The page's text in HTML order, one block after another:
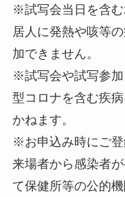
※試写会当日を含む
居人に発熱や咳等
加できません。
※試写会や試写参
型コロナを含む疾
かねます。
※お申込み時にご
来場者から感染者
て保健所等の公的